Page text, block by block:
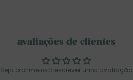
avaliações de clientes
Seja o primeiro a escrever uma avaliação